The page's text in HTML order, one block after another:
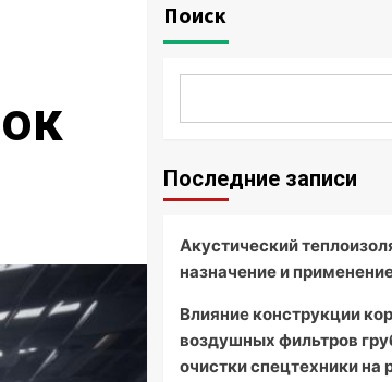
Поиск
Последние записи
Акустический
назначение и
Влияние конструкции
воздушных фильтров
очистки спецтехники на